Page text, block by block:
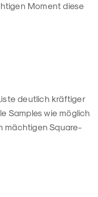
Moment diese
deutlich kräftiger
Samples wie möglich
mächtigen Square-